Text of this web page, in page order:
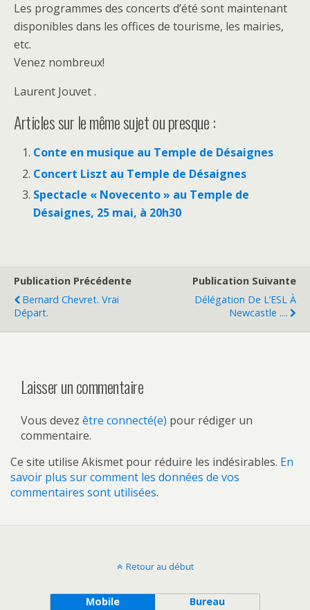
Les programmes des concerts d’été sont maintenant
disponibles dans les offices de tourisme, les mairies,
etc.
Venez nombreux!
Laurent Jouvet .
Articles sur le même sujet ou presque :
Conte en musique au Temple de Désaignes
Concert Liszt au Temple de Désaignes
Spectacle « Novecento » au Temple de
Désaignes, 25 mai, à 20h30
Publication Précédente
Bernard Chevret. Vrai
Départ.
Publication Suivante
Délégation De L’ESL À
Newcastle ....
Laisser un commentaire
Vous devez être connecté(e) pour rédiger un
commentaire.
Ce site utilise Akismet pour réduire les indésirables. En
savoir plus sur comment les données de vos
commentaires sont utilisées.
Retour au début
Mobile Bureau